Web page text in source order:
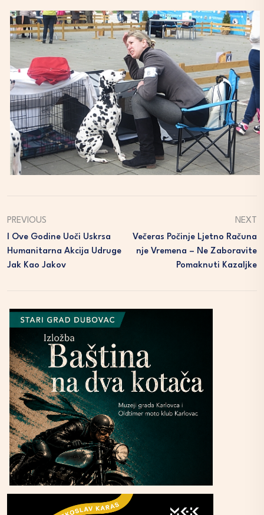
PREVIOUS
I Ove Godine Uoči Uskrsa
Humanitarna Akcija Udruge
Jak Kao Jakov
NEXT
Večeras Počinje Ljetno Računa
Nje Vremena – Ne Zaboravite
Pomaknuti Kazaljke